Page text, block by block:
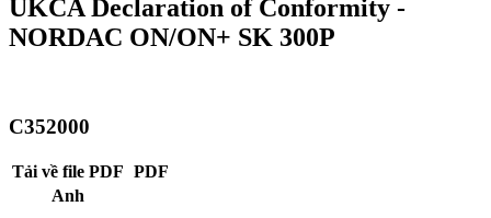
UKCA Declaration of Conformity -
NORDAC ON/ON+ SK 300P
C352000
Tải về file PDF PDF
Anh